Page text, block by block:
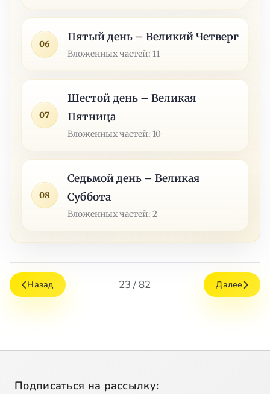
06
Пятый день – Великий Четверг
Вложенных частей: 11
07
Шестой день – Великая
Пятница
Вложенных частей: 10
08
Седьмой день – Великая
Суббота
Вложенных частей: 2
Назад 23 / 82 Далее
Подписаться на рассылку: